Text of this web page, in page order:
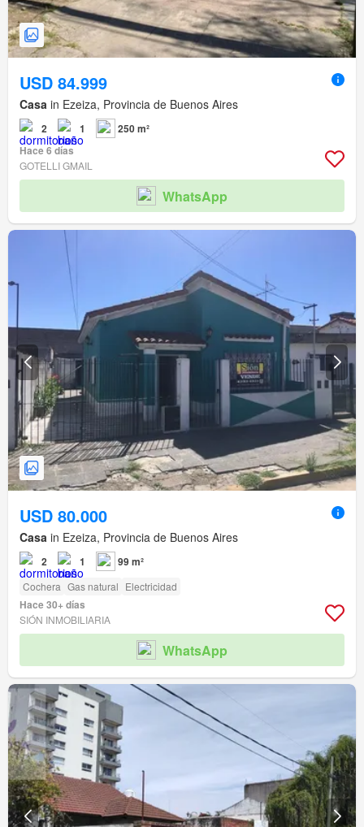
USD 84.999
Casa in Ezeiza, Provincia de Buenos Aires
2 1
250 m²
Hace 6 días
GOTELLI GMAIL
WhatsApp
USD 80.000
Casa in Ezeiza, Provincia de Buenos Aires
2 1 99 m²
Cochera Gas natural Electricidad
Hace 30+ días
SIÓN INMOBILIARIA
WhatsApp